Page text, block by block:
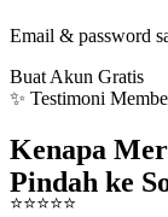
Email & password
Buat Akun Gratis
✨ Testimoni
Kenapa
Pindah ke
⭐⭐⭐⭐⭐